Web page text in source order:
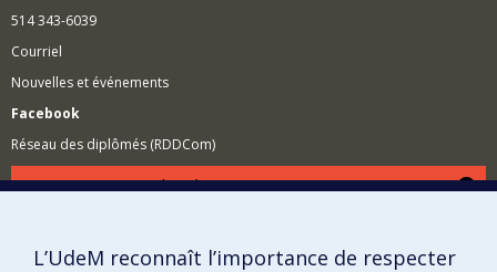
514 343-6039
Courriel
Nouvelles et événements
Facebook
Réseau des diplômés (RDDCom)
Comment soutenir le Département?
Plan du site
L’UdeM reconnaît l’importance de respecter